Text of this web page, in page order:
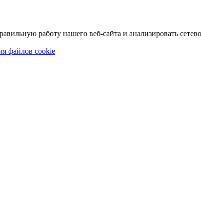
работу нашего веб-сайта и анализировать
файлов cookie